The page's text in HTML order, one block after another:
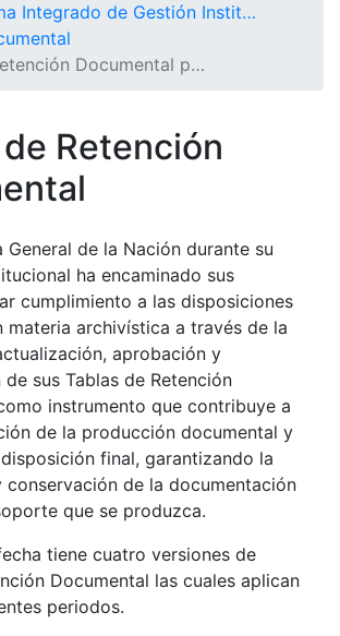
Sistema Integrado de Gestión Institucional
Tablas de Retención Documental por Procesos
Retención
General de la Nación durante su
ha encaminado sus
cumplimiento a las disposiciones
materia archivística a través de la
aprobación y
sus Tablas de Retención
instrumento que contribuye a
de la producción documental y
final, garantizando la
conservación de la documentación
que se produzca.
tiene cuatro versiones de
Documental las cuales aplican
periodos.